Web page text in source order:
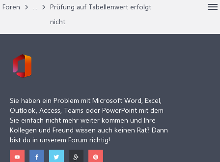
Foren ...
Prüfung auf Tabellenwert erfolgt
nicht
Sie haben ein Problem mit Microsoft Word, Excel,
Outlook, Access, Teams oder PowerPoint mit dem
Sie einfach nicht mehr weiter kommen und Ihre
Kollegen und Freund wissen auch keinen Rat? Dann
bist du in unserem Forum richtig!